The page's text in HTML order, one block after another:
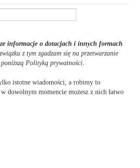
informacje o dotacjach i innych formach
z tym zgadzam się na przetwarzanie
Polityką prywatności.
istotne wiadomości, a robimy to
dowolnym momencie możesz z nich łatwo